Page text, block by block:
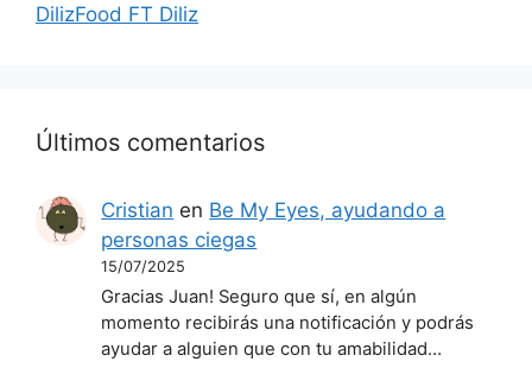
DilizFood FT Diliz
Últimos comentarios
Cristian en Be My Eyes, ayudando a
personas ciegas
15/07/2025
Gracias Juan! Seguro que sí, en algún
momento recibirás una notificación y podrás
ayudar a alguien que con tu amabilidad…